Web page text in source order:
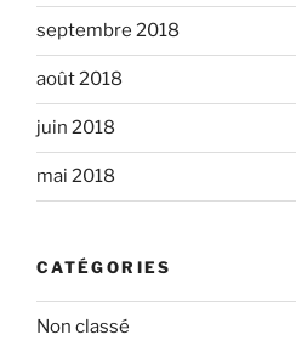
septembre 2018
août 2018
juin 2018
mai 2018
CATÉGORIES
Non classé